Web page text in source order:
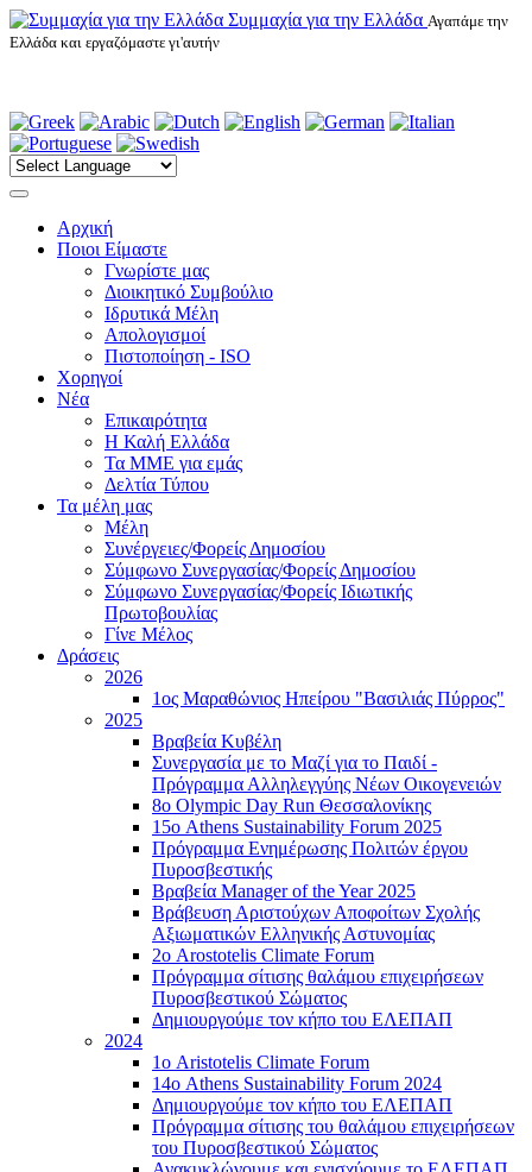
Συμμαχία για την Ελλάδα Αγαπάμε την
Ελλάδα και εργαζόμαστε γι'αυτήν
Αρχική
Ποιοι Είμαστε
Γνωρίστε μας
Διοικητικό Συμβούλιο
Ιδρυτικά Μέλη
Απολογισμοί
Πιστοποίηση - ISO
Χορηγοί
Νέα
Επικαιρότητα
H Καλή Ελλάδα
Τα ΜΜΕ για εμάς
Δελτία Τύπου
Τα μέλη μας
Μέλη
Συνέργειες/Φορείς Δημοσίου
Σύμφωνο Συνεργασίας/Φορείς Δημοσίου
Σύμφωνο Συνεργασίας/Φορείς Ιδιωτικής
Πρωτοβουλίας
Γίνε Μέλος
Δράσεις
2026
1ος Μαραθώνιος Ηπείρου "Βασιλιάς Πύρρος"
2025
Βραβεία Κυβέλη
Συνεργασία με το Μαζί για το Παιδί -
Πρόγραμμα Αλληλεγγύης Νέων Οικογενειών
8ο Olympic Day Run Θεσσαλονίκης
15ο Athens Sustainability Forum 2025
Πρόγραμμα Ενημέρωσης Πολιτών έργου
Πυροσβεστικής
Βραβεία Manager of the Year 2025
Βράβευση Αριστούχων Αποφοίτων Σχολής
Αξιωματικών Ελληνικής Αστυνομίας
2ο Arostotelis Climate Forum
Πρόγραμμα σίτισης θαλάμου επιχειρήσεων
Πυροσβεστικού Σώματος
Δημιουργούμε τον κήπο του ΕΛΕΠΑΠ
2024
1ο Aristotelis Climate Forum
14ο Athens Sustainability Forum 2024
Δημιουργούμε τον κήπο του ΕΛΕΠΑΠ
Πρόγραμμα σίτισης του θαλάμου επιχειρήσεων
του Πυροσβεστικού Σώματος